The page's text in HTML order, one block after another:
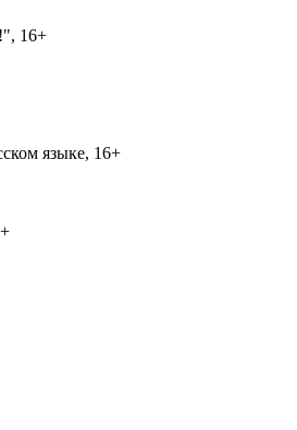
16+
языке, 16+